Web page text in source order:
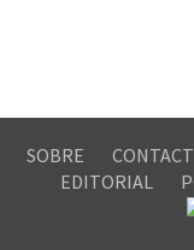
SOBRE
EDITORIAL